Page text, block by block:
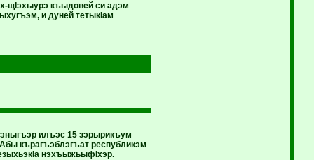
щIэхыурэ къыдовей си адэм
и дуней тетыкIам
илъэс 15 зэрырикъум
кърагъэблэгъат республикэм
нэхъыжьыфIхэр.